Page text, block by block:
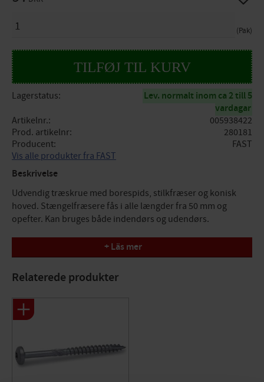
Pak
Lagerstatus
Lev. normalt inom ca 2 till 5
vardagar
Artikelnr.
005938422
Prod. artikelnr
280181
Producent
FAST
Vis alle produkter fra FAST
Beskrivelse
Udvendig træskrue med borespids, stilkfræser og konisk
hoved. Stængelfræsere fås i alle længder fra 50 mm og
opefter. Kan bruges både indendørs og udendørs.
Specifikationer
Overfladebehandling: ZiniC-4
Korrosivitetsklasse: C4
Bits: Torx
+ Läs mer
Relaterede produkter